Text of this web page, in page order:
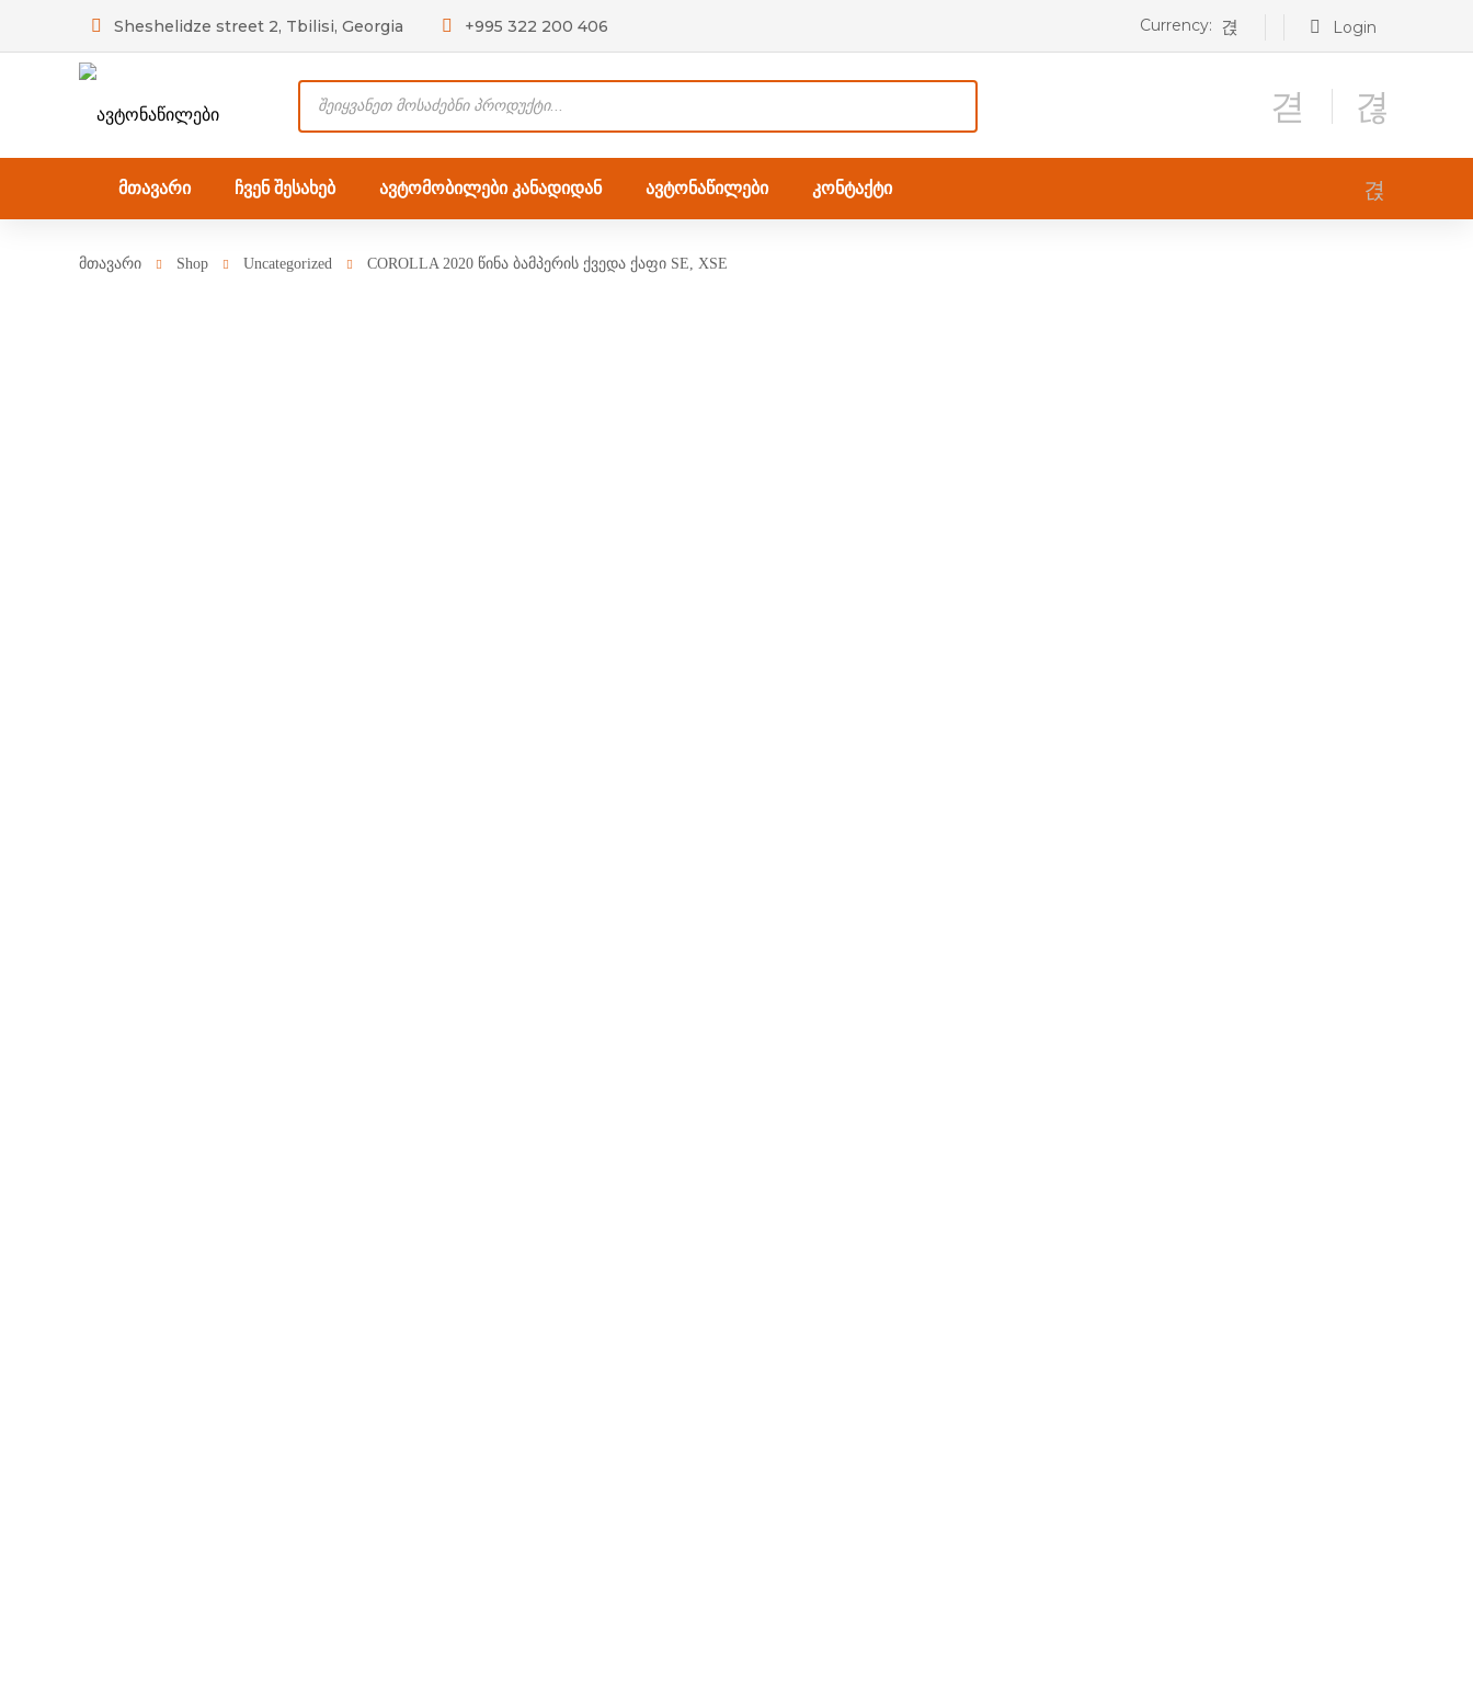
Sheshelidze street 2, Tbilisi, Georgia +995 322 200 406 Login
Currency:
Products
search
მთავარი ჩვენ შესახებ ავტომობილები კანადიდან ავტონაწილები კონტაქტი
მთავარი Shop Uncategorized COROLLA 2020 წინა ბამპერის ქვედა ქაფი SE, XSE